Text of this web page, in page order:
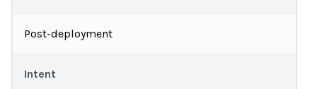
Post-deployment
Intent